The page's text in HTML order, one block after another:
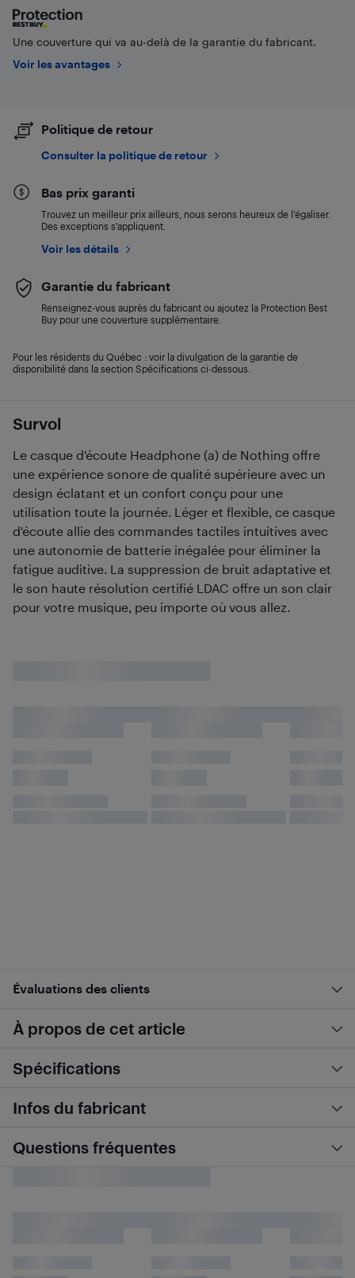
Survol
Le casque d'écoute Headphone (a) de Nothing offre
une expérience sonore de qualité supérieure avec un
design éclatant et un confort conçu pour une
utilisation toute la journée. Léger et flexible, ce casque
d'écoute allie des commandes tactiles intuitives avec
une autonomie de batterie inégalée pour éliminer la
fatigue auditive. La suppression de bruit adaptative et
le son haute résolution certifié LDAC offre un son clair
pour votre musique, peu importe où vous allez.
Une couverture qui va au-delà de la garantie du fabricant.
Voir les avantages
Politique de retour
Consulter la politique de retour
Bas prix garanti
Trouvez un meilleur prix ailleurs, nous serons heureux de l’égaliser.
Des exceptions s’appliquent.
Voir les détails
Garantie du fabricant
Renseignez-vous auprès du fabricant ou ajoutez la Protection Best
Buy pour une couverture supplémentaire.
Pour les résidents du Québec : voir la divulgation de la garantie de
disponibilité dans la section Spécifications ci-dessous.
Évaluations des clients
À propos de cet article
Spécifications
Infos du fabricant
Questions fréquentes